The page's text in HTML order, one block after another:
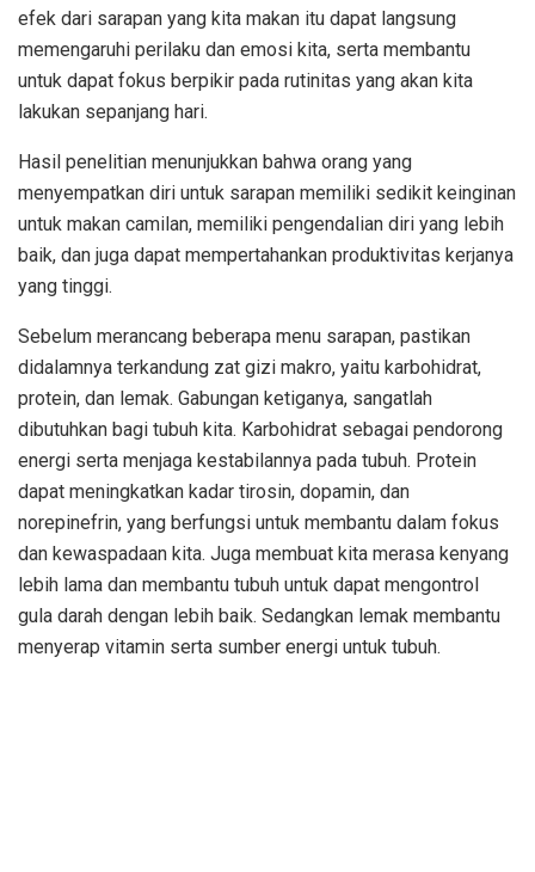
efek dari sarapan yang kita makan itu dapat langsung
memengaruhi perilaku dan emosi kita, serta membantu
untuk dapat fokus berpikir pada rutinitas yang akan kita
lakukan sepanjang hari.
Hasil penelitian menunjukkan bahwa orang yang
menyempatkan diri untuk sarapan memiliki sedikit keinginan
untuk makan camilan, memiliki pengendalian diri yang lebih
baik, dan juga dapat mempertahankan produktivitas kerjanya
yang tinggi.
Sebelum merancang beberapa menu sarapan, pastikan
didalamnya terkandung zat gizi makro, yaitu karbohidrat,
protein, dan lemak. Gabungan ketiganya, sangatlah
dibutuhkan bagi tubuh kita. Karbohidrat sebagai pendorong
energi serta menjaga kestabilannya pada tubuh. Protein
dapat meningkatkan kadar tirosin, dopamin, dan
norepinefrin, yang berfungsi untuk membantu dalam fokus
dan kewaspadaan kita. Juga membuat kita merasa kenyang
lebih lama dan membantu tubuh untuk dapat mengontrol
gula darah dengan lebih baik. Sedangkan lemak membantu
menyerap vitamin serta sumber energi untuk tubuh.